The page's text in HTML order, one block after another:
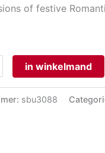
of festive
in winkelmand
sbu3088